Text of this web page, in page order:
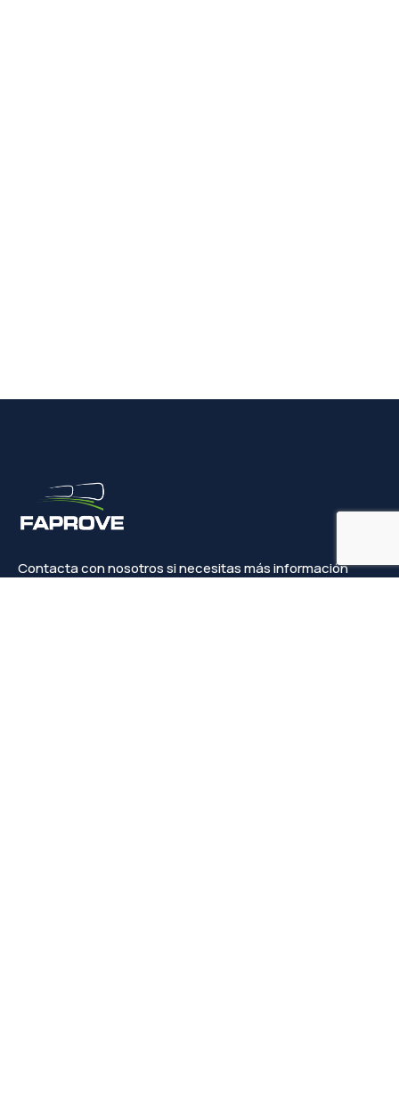
Contacta con nosotros si necesitas más información